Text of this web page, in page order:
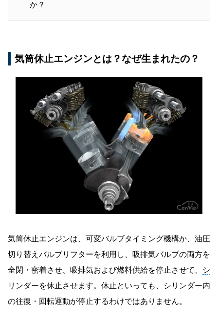
か？
気筒休止エンジンとは？なぜ生まれたの？
気筒休止エンジンは、可変バルブタイミング機構か、油圧
切り替えバルブリフターを利用し、吸排気バルブの両方を
全閉・密着させ、吸排気および燃料供給を停止させて、
シ
リンダーを休止させます。休止といっても、 シリンダー内
の往復・回転運動が停止するわけではありません。